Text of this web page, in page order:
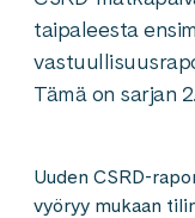
taipaleesta
Tämä on sarjan
Uuden CSRD-
vyöryy mukaan